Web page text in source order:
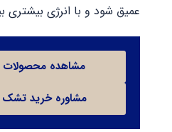
عمیق شود و با انرژی بیشتری
مشاهده محصولات
مشاوره خرید تشک